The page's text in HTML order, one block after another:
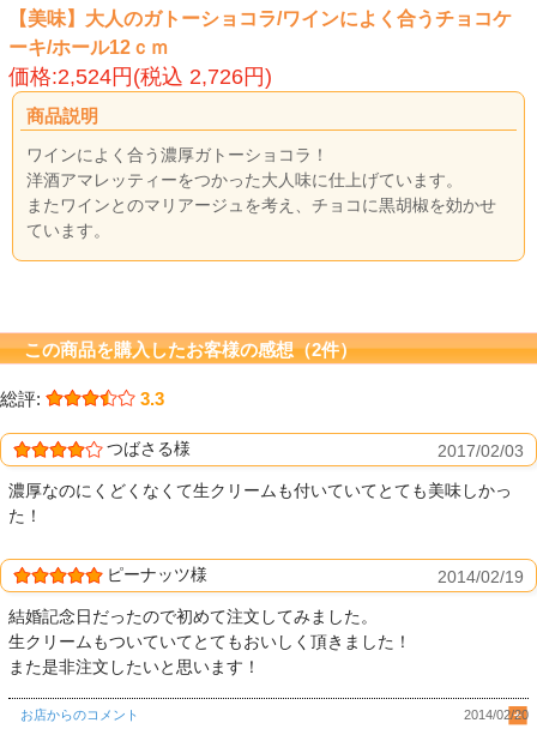
【美味】大人のガトーショコラ/ワインによく合うチョコケ
ーキ/ホール12ｃｍ
価格:2,524円(税込 2,726円)
商品説明
ワインによく合う濃厚ガトーショコラ！
洋酒アマレッティーをつかった大人味に仕上げています。
またワインとのマリアージュを考え、チョコに黒胡椒を効かせ
ています。
この商品を購入したお客様の感想（2件）
総評: 3.3
つばさる様 2017/02/03
濃厚なのにくどくなくて生クリームも付いていてとても美味しかっ
た！
ピーナッツ様 2014/02/19
結婚記念日だったので初めて注文してみました。
生クリームもついていてとてもおいしく頂きました！
また是非注文したいと思います！
お店からのコメント 2014/02/20